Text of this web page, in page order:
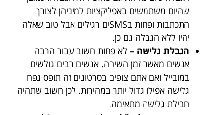
שהיום משתמשים באפליקציות למיניהן לצורך
התכתבות ופחות בSMSים רגילים אבל טוב שאלה
יהיו ללא הגבלה גם כן.
הגבלת גלישה – לא פחות חשוב עבור הרבה
אנשים מאשר זמן השיחה. אנשים רבים גולשים
במובייל ואם אתם צופים בסרטונים זה תופס נפח
גלישה אפילו גדול יותר במהירות. לכן חשוב שתהיה
חבילת גלישה מתאימה.